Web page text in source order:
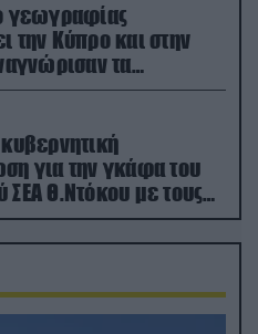
γεωγραφίας
την Κύπρο και στην
τα
(φωτο)
για την γκάφα του
ΣΕΑ Θ.Ντόκου με τους